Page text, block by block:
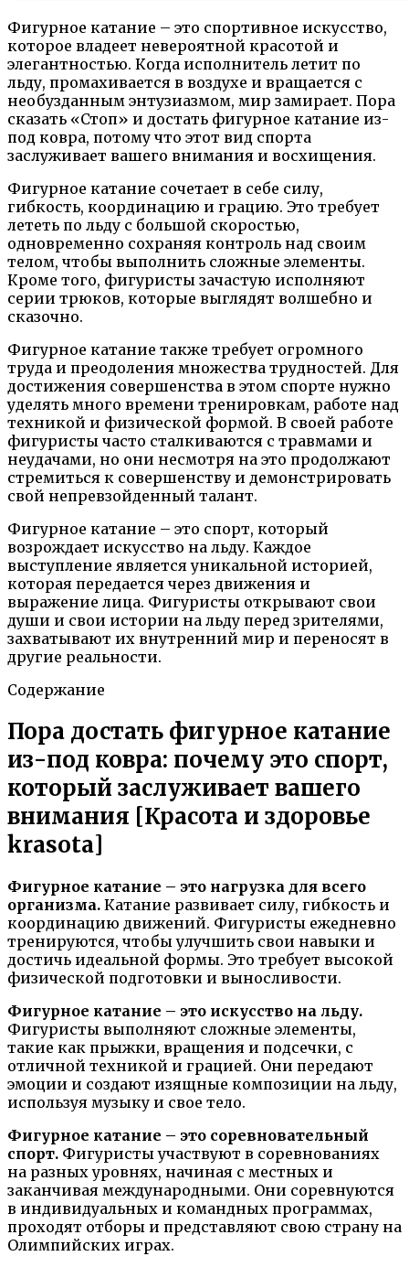
Фигурное катание – это спортивное искусство,
которое владеет невероятной красотой и
элегантностью. Когда исполнитель летит по
льду, промахивается в воздухе и вращается с
необузданным энтузиазмом, мир замирает. Пора
сказать «Стоп» и достать фигурное катание из-
под ковра, потому что этот вид спорта
заслуживает вашего внимания и восхищения.
Фигурное катание сочетает в себе силу,
гибкость, координацию и грацию. Это требует
лететь по льду с большой скоростью,
одновременно сохраняя контроль над своим
телом, чтобы выполнить сложные элементы.
Кроме того, фигуристы зачастую исполняют
серии трюков, которые выглядят волшебно и
сказочно.
Фигурное катание также требует огромного
труда и преодоления множества трудностей. Для
достижения совершенства в этом спорте нужно
уделять много времени тренировкам, работе над
техникой и физической формой. В своей работе
фигуристы часто сталкиваются с травмами и
неудачами, но они несмотря на это продолжают
стремиться к совершенству и демонстрировать
свой непревзойденный талант.
Фигурное катание – это спорт, который
возрождает искусство на льду. Каждое
выступление является уникальной историей,
которая передается через движения и
выражение лица. Фигуристы открывают свои
души и свои истории на льду перед зрителями,
захватывают их внутренний мир и переносят в
другие реальности.
Содержание
Пора достать фигурное катание
из-под ковра: почему это спорт,
который заслуживает вашего
внимания [Красота и здоровье
krasota]
Фигурное катание – это нагрузка для всего
организма. Катание развивает силу, гибкость и
координацию движений. Фигуристы ежедневно
тренируются, чтобы улучшить свои навыки и
достичь идеальной формы. Это требует высокой
физической подготовки и выносливости.
Фигурное катание – это искусство на льду.
Фигуристы выполняют сложные элементы,
такие как прыжки, вращения и подсечки, с
отличной техникой и грацией. Они передают
эмоции и создают изящные композиции на льду,
используя музыку и свое тело.
Фигурное катание – это соревновательный
спорт. Фигуристы участвуют в соревнованиях
на разных уровнях, начиная с местных и
заканчивая международными. Они соревнуются
в индивидуальных и командных программах,
проходят отборы и представляют свою страну на
Олимпийских играх.